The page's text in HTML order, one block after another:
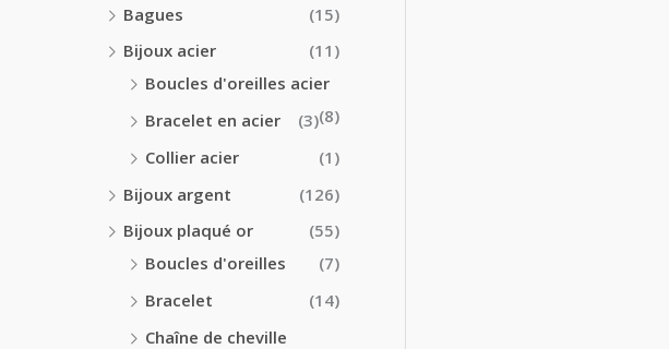
Bagues
(15)
Bijoux acier
(11)
Boucles d'oreilles acier
(8)
Bracelet en acier
(3)
Collier acier
(1)
Bijoux argent
(126)
Bijoux plaqué or
(55)
Boucles d'oreilles
(7)
Bracelet
(14)
Chaîne de cheville